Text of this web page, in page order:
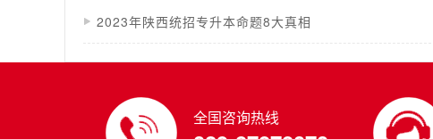
2023年陕西统招专升本命题8大真相
全国咨询热线